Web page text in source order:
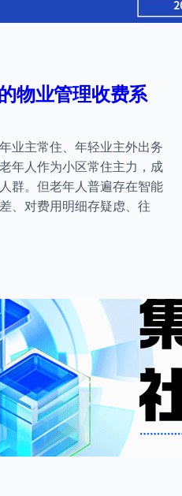
物业管理收费系
业主常住、年轻业主外出务
年人作为小区常住主力，成
群。但老年人普遍存在智能
、对费用明细存疑虑、往